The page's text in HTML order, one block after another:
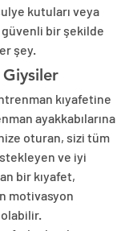
kutuları veya
bir şekilde
şey.
kıyafetine
ayakkabılarına
oturan, sizi tüm
ve iyi
bir kıyafet,
motivasyon
olabilir.